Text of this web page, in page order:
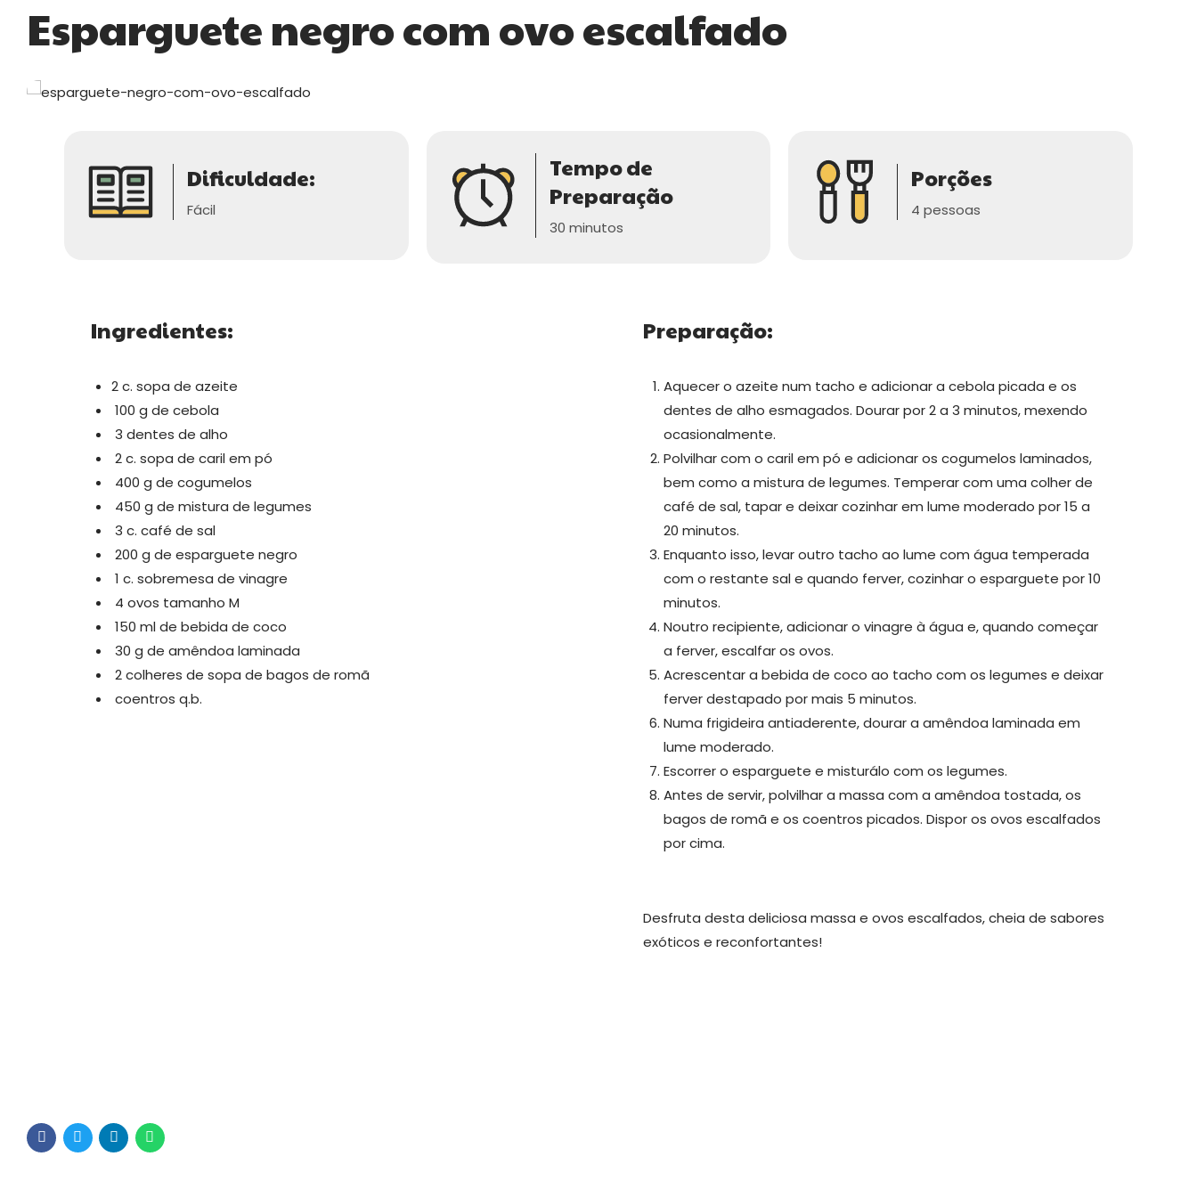
Esparguete negro com ovo escalfado
Dificuldade:
Fácil
Tempo de
Preparação
30 minutos
Porções
4 pessoas
Ingredientes:
2 c. sopa de azeite
100 g de cebola
3 dentes de alho
2 c. sopa de caril em pó
400 g de cogumelos
450 g de mistura de legumes
3 c. café de sal
200 g de esparguete negro
1 c. sobremesa de vinagre
4 ovos tamanho M
150 ml de bebida de coco
30 g de amêndoa laminada
2 colheres de sopa de bagos de romã
coentros q.b.
Preparação:
Aquecer o azeite num tacho e adicionar a cebola picada e os
dentes de alho esmagados. Dourar por 2 a 3 minutos, mexendo
ocasionalmente.
Polvilhar com o caril em pó e adicionar os cogumelos laminados,
bem como a mistura de legumes. Temperar com uma colher de
café de sal, tapar e deixar cozinhar em lume moderado por 15 a
20 minutos.
Enquanto isso, levar outro tacho ao lume com água temperada
com o restante sal e quando ferver, cozinhar o esparguete por 10
minutos.
Noutro recipiente, adicionar o vinagre à água e, quando começar
a ferver, escalfar os ovos.
Acrescentar a bebida de coco ao tacho com os legumes e deixar
ferver destapado por mais 5 minutos.
Numa frigideira antiaderente, dourar a amêndoa laminada em
lume moderado.
Escorrer o esparguete e misturálo com os legumes.
Antes de servir, polvilhar a massa com a amêndoa tostada, os
bagos de romã e os coentros picados. Dispor os ovos escalfados
por cima.
Desfruta desta deliciosa massa e ovos escalfados, cheia de sabores
exóticos e reconfortantes!